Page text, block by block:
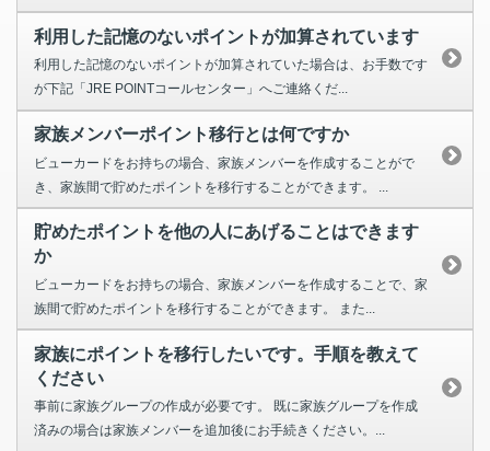
利用した記憶のないポイントが加算されています
利用した記憶のないポイントが加算されていた場合は、お手数です
が下記「JRE POINTコールセンター」へご連絡くだ...
家族メンバーポイント移行とは何ですか
ビューカードをお持ちの場合、家族メンバーを作成することがで
き、家族間で貯めたポイントを移行することができます。 ...
貯めたポイントを他の人にあげることはできます
か
ビューカードをお持ちの場合、家族メンバーを作成することで、家
族間で貯めたポイントを移行することができます。 また...
家族にポイントを移行したいです。手順を教えて
ください
事前に家族グループの作成が必要です。 既に家族グループを作成
済みの場合は家族メンバーを追加後にお手続きください。...